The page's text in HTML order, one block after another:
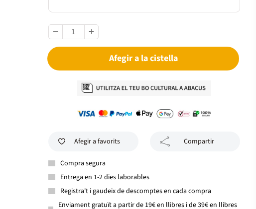
Afegir a la cistella
Afegir a favorits Compartir
Compra segura
Entrega en 1-2 dies laborables
Registra't i gaudeix de descomptes en cada compra
Enviament gratuït a partir de 19€ en llibres i de 39€ en llibres